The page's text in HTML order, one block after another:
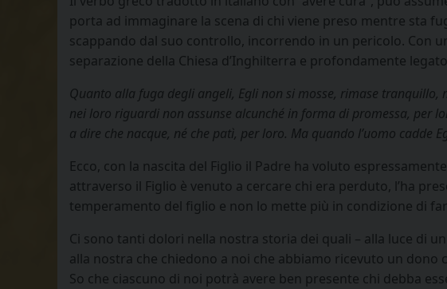
porta ad immaginare la scena di chi viene preso mentre sta
scappando dal suo controllo, incorrendo in un pericolo. Con
separazione della Chiesa d’Inghilterra e profondamente
Quanto alla fuga degli angeli, Egli non si mosse, rimase
nei loro riguardi non assunse alcunché in forma di promessa, per
a dire che nacque, né che patì, per loro. Ma quando l’uomo cadde
Ecco, con la nascita del Figlio il Padre ha voluto
attraverso il Figlio è venuto a cercare chi era perduto, l’ha
temperamento del figlio e non lo mette più in condizione di
Ci sono tanti dolori nella nostra storia dei quali – alla luce di
alla nostra che chiedono a noi che abbiamo ricevuto un dono
So che ciascuno di noi potrà avere ben presente chi debba